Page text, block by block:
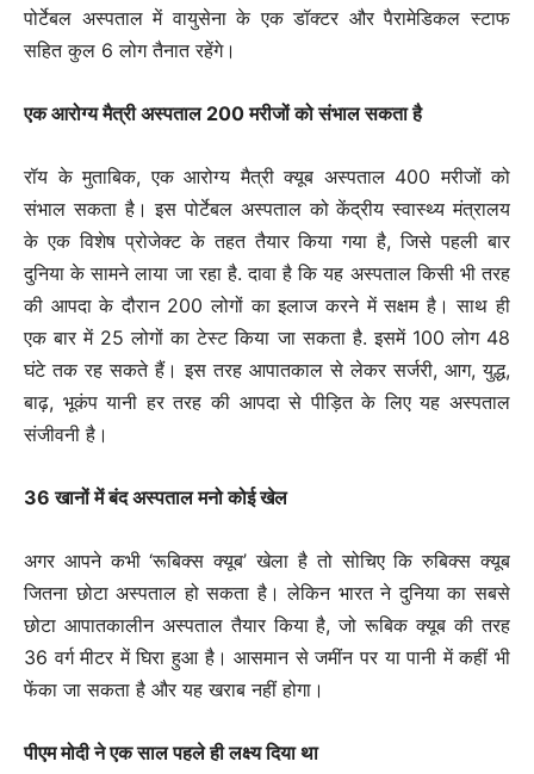
पोर्टेबल अस्पताल में वायुसेना के एक डॉक्टर और पैरामेडिकल स्टाफ
सहित कुल 6 लोग तैनात रहेंगे।
एक आरोग्य मैत्री अस्पताल 200 मरीजों को संभाल सकता है
रॉय के मुताबिक, एक आरोग्य मैत्री क्यूब अस्पताल 400 मरीजों को
संभाल सकता है। इस पोर्टेबल अस्पताल को केंद्रीय स्वास्थ्य मंत्रालय
के एक विशेष प्रोजेक्ट के तहत तैयार किया गया है, जिसे पहली बार
दुनिया के सामने लाया जा रहा है. दावा है कि यह अस्पताल किसी भी तरह
की आपदा के दौरान 200 लोगों का इलाज करने में सक्षम है। साथ ही
एक बार में 25 लोगों का टेस्ट किया जा सकता है. इसमें 100 लोग 48
घंटे तक रह सकते हैं। इस तरह आपातकाल से लेकर सर्जरी, आग, युद्ध,
बाढ़, भूकंप यानी हर तरह की आपदा से पीड़ित के लिए यह अस्पताल
संजीवनी है।
36 खानों में बंद अस्पताल मनो कोई खेल
अगर आपने कभी ‘रूबिक्स क्यूब’ खेला है तो सोचिए कि रुबिक्स क्यूब
जितना छोटा अस्पताल हो सकता है। लेकिन भारत ने दुनिया का सबसे
छोटा आपातकालीन अस्पताल तैयार किया है, जो रूबिक क्यूब की तरह
36 वर्ग मीटर में घिरा हुआ है। आसमान से जमींन पर या पानी में कहीं भी
फेंका जा सकता है और यह खराब नहीं होगा।
पीएम मोदी ने एक साल पहले ही लक्ष्य दिया था